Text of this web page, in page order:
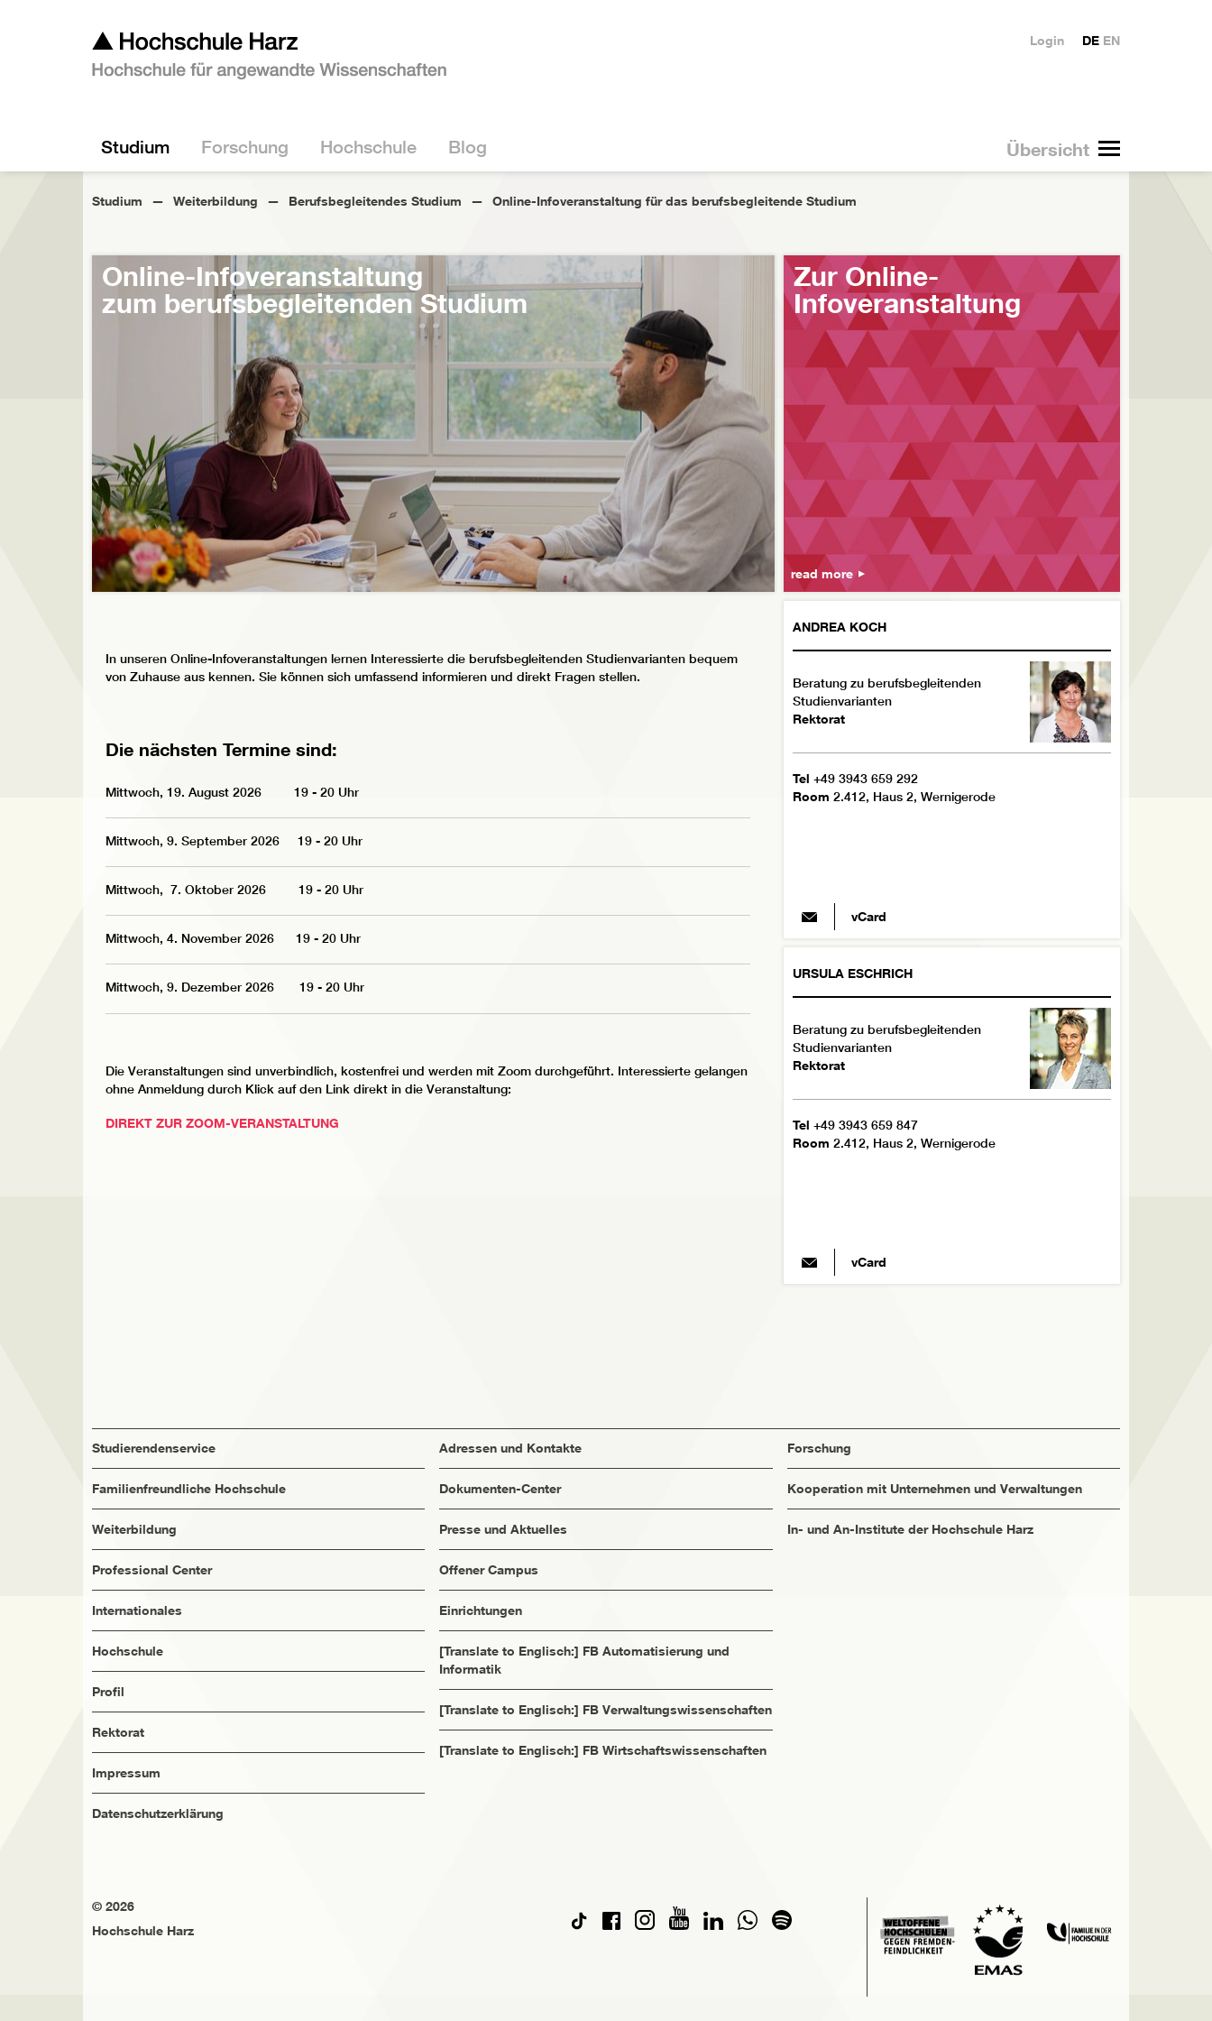
Übersicht
Studium Forschung Hochschule Blog
DE EN
Login
Studium Weiterbildung Berufsbegleitendes Studium Online-Infoveranstaltung für das berufsbegleitende Studium
Online-Infoveranstaltung
zum berufsbegleitenden Studium
Zur Online-
Infoveranstaltung
read more
In unseren Online-Infoveranstaltungen lernen Interessierte die berufsbegleitenden Studienvarianten bequem
von Zuhause aus kennen. Sie können sich umfassend informieren und direkt Fragen stellen.
Die nächsten Termine sind:
Mittwoch, 19. August 2026 19 - 20 Uhr
Mittwoch, 9. September 2026 19 - 20 Uhr
Mittwoch, 7. Oktober 2026 19 - 20 Uhr
Mittwoch, 4. November 2026 19 - 20 Uhr
Mittwoch, 9. Dezember 2026 19 - 20 Uhr
Die Veranstaltungen sind unverbindlich, kostenfrei und werden mit Zoom durchgeführt. Interessierte gelangen
ohne Anmeldung durch Klick auf den Link direkt in die Veranstaltung:
DIREKT ZUR ZOOM-VERANSTALTUNG
ANDREA KOCH
Beratung zu berufsbegleitenden
Studienvarianten
Rektorat
Tel +49 3943 659 292
Room 2.412, Haus 2, Wernigerode
vCard
URSULA ESCHRICH
Beratung zu berufsbegleitenden
Studienvarianten
Rektorat
Tel +49 3943 659 847
Room 2.412, Haus 2, Wernigerode
vCard
Studierendenservice
Familienfreundliche Hochschule
Weiterbildung
Professional Center
Internationales
Hochschule
Profil
Rektorat
Impressum
Datenschutzerklärung
Adressen und Kontakte
Dokumenten-Center
Presse und Aktuelles
Offener Campus
Einrichtungen
[Translate to Englisch:] FB Automatisierung und
Informatik
[Translate to Englisch:] FB Verwaltungswissenschaften
[Translate to Englisch:] FB Wirtschaftswissenschaften
Forschung
Kooperation mit Unternehmen und Verwaltungen
In- und An-Institute der Hochschule Harz
© 2026
Hochschule Harz